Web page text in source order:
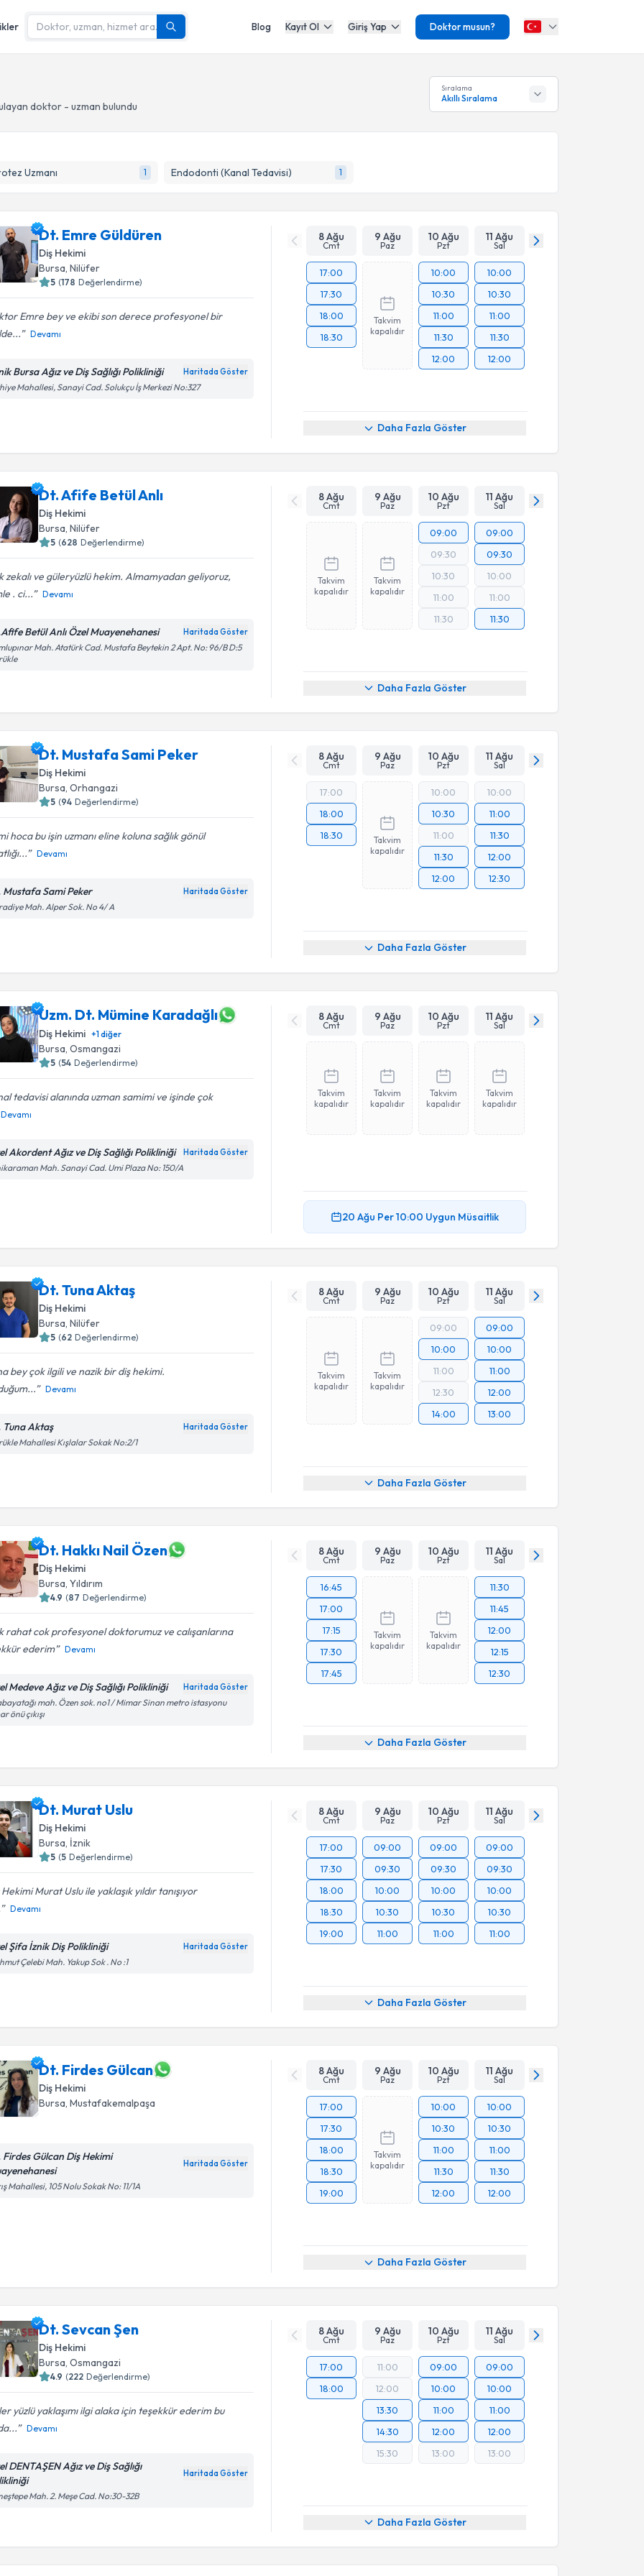
Blog Kayıt Ol Giriş Yap Doktor musun?
doktor - uzman bulundu
Sıralama
Akıllı Sıralama
Uzmanı 1 Endodonti (Kanal Tedavisi) 1
Dt. Emre Güldüren
Diş Hekimi
Bursa, Nilüfer
5 (178 Değerlendirme)
Emre bey ve ekibi son derece profesyonel bir
Devamı
Bursa Ağız ve Diş Sağlığı Polikliniği Haritada Göster
Mahallesi, Sanayi Cad. Solukçu İş Merkezi No:327
8 Ağu
Cmt
9 Ağu
Paz
10 Ağu
Pzt
11 Ağu
Sal
17:00
17:30
18:00
18:30
Takvim
kapalıdır
10:00
10:30
11:00
11:30
12:00
10:00
10:30
11:00
11:30
12:00
Daha Fazla Göster
Dt. Afife Betül Anlı
Diş Hekimi
Bursa , Nilüfer
5 (628 Değerlendirme)
zekalı ve güleryüzlü hekim. Almamyadan geliyoruz,
. ci...
Devamı
Betül Anlı Özel Muayenehanesi Haritada Göster
Mah. Atatürk Cad. Mustafa Beytekin 2 Apt. No: 96/B D:5
8 Ağu
Cmt
9 Ağu
Paz
10 Ağu
Pzt
11 Ağu
Sal
Takvim
kapalıdır
Takvim
kapalıdır
09:00
09:30
10:30
11:00
11:30
09:00
09:30
10:00
11:00
11:30
Daha Fazla Göster
Dt. Mustafa Sami Peker
Diş Hekimi
Bursa, Orhangazi
5 (94 Değerlendirme)
hoca bu işin uzmanı eline koluna sağlık gönül
Devamı
Mustafa Sami Peker Haritada Göster
Mah. Alper Sok. No 4/ A
8 Ağu
Cmt
9 Ağu
Paz
10 Ağu
Pzt
11 Ağu
Sal
17:00
18:00
18:30
Takvim
kapalıdır
10:00
10:30
11:00
11:30
12:00
10:00
11:00
11:30
12:00
12:30
Daha Fazla Göster
Uzm. Dt. Mümine Karadağlı
Diş Hekimi +1diğer
Bursa , Osmangazi
5 (54 Değerlendirme)
tedavisi alanında uzman samimi ve işinde çok
Devamı
Akordent Ağız ve Diş Sağlığı Polikliniği Haritada Göster
Mah. Sanayi Cad. Umi Plaza No: 150/A
8 Ağu
Cmt
9 Ağu
Paz
10 Ağu
Pzt
11 Ağu
Sal
Takvim
kapalıdır
Takvim
kapalıdır
Takvim
kapalıdır
Takvim
kapalıdır
20 Ağu Per10:00 Uygun Müsaitlik
Dt. Tuna Aktaş
Diş Hekimi
Bursa , Nilüfer
5 (62 Değerlendirme)
bey çok ilgili ve nazik bir diş hekimi.
Devamı
Tuna Aktaş Haritada Göster
Mahallesi Kışlalar Sokak No:2/1
8 Ağu
Cmt
9 Ağu
Paz
10 Ağu
Pzt
11 Ağu
Sal
Takvim
kapalıdır
Takvim
kapalıdır
09:00
10:00
11:00
12:30
14:00
09:00
10:00
11:00
12:00
13:00
Daha Fazla Göster
Dt. Hakkı Nail Özen
Diş Hekimi
Bursa, Yıldırım
4.9 (87 Değerlendirme)
rahat cok profesyonel doktorumuz ve calışanlarına
ederim
Devamı
Medeve Ağız ve Diş Sağlığı Polikliniği Haritada Göster
mah. Özen sok. no1 / Mimar Sinan metro istasyonu
önü çıkışı
8 Ağu
Cmt
9 Ağu
Paz
10 Ağu
Pzt
11 Ağu
Sal
16:45
17:00
17:15
17:30
17:45
Takvim
kapalıdır
Takvim
kapalıdır
11:30
11:45
12:00
12:15
12:30
Daha Fazla Göster
Dt. Murat Uslu
Diş Hekimi
Bursa , İznik
5 (5 Değerlendirme)
Murat Uslu ile yaklaşık yıldır tanışıyor
Devamı
Şifa İznik Diş Polikliniği Haritada Göster
Çelebi Mah. Yakup Sok . No :1
8 Ağu
Cmt
9 Ağu
Paz
10 Ağu
Pzt
11 Ağu
Sal
17:00
17:30
18:00
18:30
19:00
09:00
09:30
10:00
10:30
11:00
09:00
09:30
10:00
10:30
11:00
09:00
09:30
10:00
10:30
11:00
Daha Fazla Göster
Dt. Firdes Gülcan
Diş Hekimi
Bursa, Mustafakemalpaşa
Firdes Gülcan Diş Hekimi
Haritada Göster
Mahallesi, 105 Nolu Sokak No: 11/1A
8 Ağu
Cmt
9 Ağu
Paz
10 Ağu
Pzt
11 Ağu
Sal
17:00
17:30
18:00
18:30
19:00
Takvim
kapalıdır
10:00
10:30
11:00
11:30
12:00
10:00
10:30
11:00
11:30
12:00
Daha Fazla Göster
Dt. Sevcan Şen
Diş Hekimi
Bursa , Osmangazi
4.9 (222 Değerlendirme)
yüzlü yaklaşımı ilgi alaka için teşekkür ederim bu
Devamı
DENTAŞEN Ağız ve Diş Sağlığı
Haritada Göster
Mah. 2. Meşe Cad. No:30-32B
8 Ağu
Cmt
9 Ağu
Paz
10 Ağu
Pzt
11 Ağu
Sal
17:00
18:00
11:00
12:00
13:30
14:30
15:30
09:00
10:00
11:00
12:00
13:00
09:00
10:00
11:00
12:00
13:00
Daha Fazla Göster